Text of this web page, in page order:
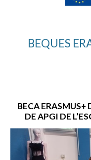
BEQUES
BECA ERASMUS+
DE APGI DE